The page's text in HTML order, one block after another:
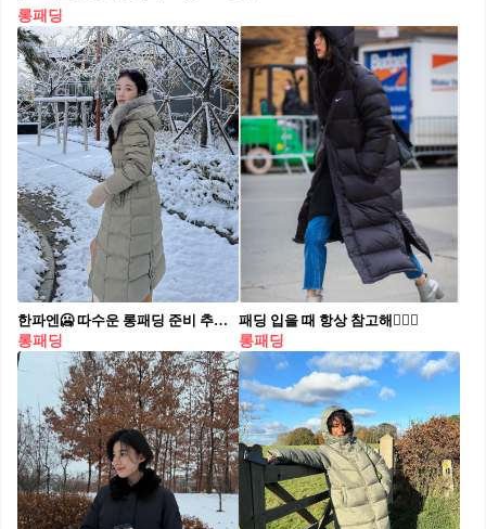
롱패딩
한파엔🥶 따수운 롱패딩 준비 추워질 땐 발목까지 덮는 롱패딩부터 꺼내 입으세요 💨🩶
롱패딩
패딩 입을 때 항상 참고해🙇🏻‍♀️
롱패딩